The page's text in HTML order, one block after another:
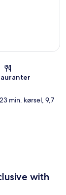
min. kørsel, 9,7
with